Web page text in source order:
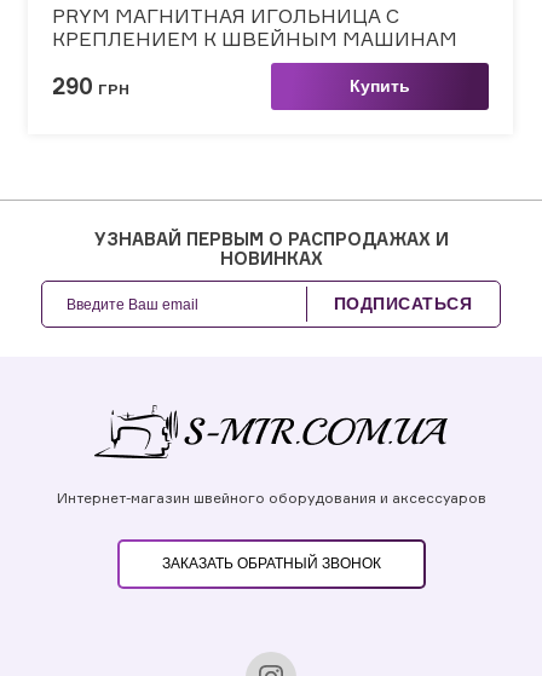
PRYM МАГНИТНАЯ ИГОЛЬНИЦА С
КРЕПЛЕНИЕМ К ШВЕЙНЫМ МАШИНАМ
290 ГРН Купить
УЗНАВАЙ ПЕРВЫМ О РАСПРОДАЖАХ И
НОВИНКАХ
ПОДПИСАТЬСЯ
Интернет-магазин швейного оборудования и аксессуаров
ЗАКАЗАТЬ ОБРАТНЫЙ ЗВОНОК